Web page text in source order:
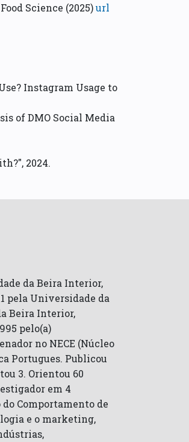
Science (2025)url
Instagram Usage to
of DMO Social Media
2024.
da Beira Interior,
pela Universidade da
Beira Interior,
pelo(a)
no NECE (Núcleo
Portugues. Publicou
3. Orientou 60
em 4
Comportamento de
e o marketing,